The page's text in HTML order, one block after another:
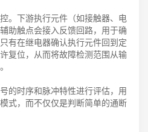
。下游执行元件（如接触器、电
助触点会接入反馈回路，用于确
有在继电器确认执行元件回到定
复位，从而将故障检测范围从输
的时序和脉冲特性进行评估，用
式，而不仅仅是判断简单的通断